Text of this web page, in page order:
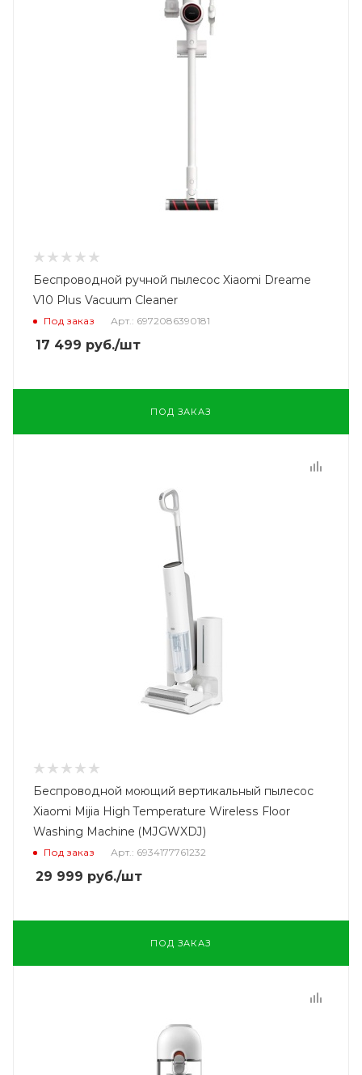
Беспроводной ручной пылесос Xiaomi Dreame
V10 Plus Vacuum Cleaner
Под заказ Арт.: 6972086390181
17 499 руб./шт
ПОД ЗАКАЗ
Беспроводной моющий вертикальный пылесос
Xiaomi Mijia High Temperature Wireless Floor
Washing Machine (MJGWXDJ)
Под заказ Арт.: 6934177761232
29 999 руб./шт
ПОД ЗАКАЗ